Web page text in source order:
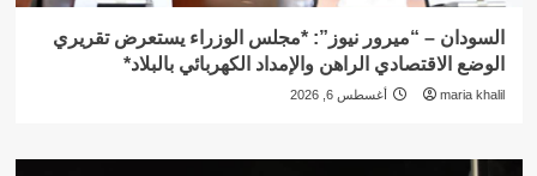
السودان – “ميرور نيوز”: *مجلس الوزراء يستعرض تقريري
الوضع الاقتصادي الراهن والإمداد الكهربائي بالبلاد*
maria khalil أغسطس 6, 2026